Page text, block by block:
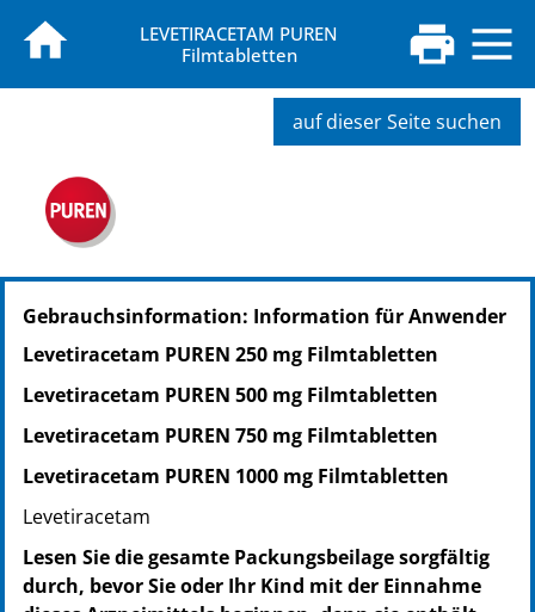
LEVETIRACETAM PUREN
Filmtabletten
auf dieser Seite suchen
PZN: 12532104
PPN: 111253210458
NTIN: 04150125321040
PPN: 111253211024
NTIN: 04150125321101
PZN: 12532127
PPN: 111253212714
NTIN: 04150125321279
PZN: 13839827
PPN: 111383982759
NTIN: 04150138398275
Gebrauchsinformation: Information für Anwender
Levetiracetam PUREN 250 mg Filmtabletten
Levetiracetam PUREN 500 mg Filmtabletten
Levetiracetam PUREN 750 mg Filmtabletten
Levetiracetam PUREN 1000 mg Filmtabletten
Levetiracetam
Lesen Sie die gesamte Packungsbeilage sorgfältig
durch, bevor Sie oder Ihr Kind mit der Einnahme